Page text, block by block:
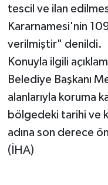
tescil ve ilan
Kararnamesi'nin
verilmiştir" denildi.
Konuyla ilgili
Belediye Başkanı
alanlarıyla koruma
bölgedeki tarihi ve
adına son derece
(İHA)